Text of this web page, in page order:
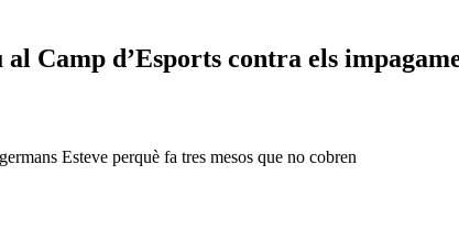
Camp d’Esports contra els
Esteve perquè fa tres mesos que no cobren